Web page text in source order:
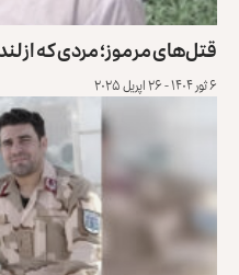
قتل‌های مرموز؛ مردی که از
۶ ثور ۱۴۰۴ - ۲۶ اپریل ۲۰۲۵